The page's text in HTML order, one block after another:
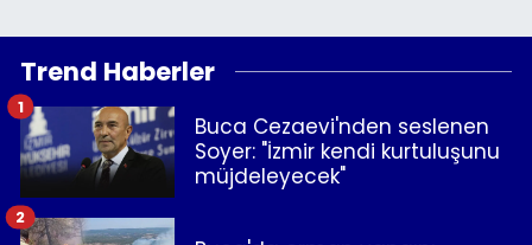
Trend Haberler
Buca Cezaevi'nden seslenen
Soyer: "İzmir kendi kurtuluşunu
müjdeleyecek"
1
2